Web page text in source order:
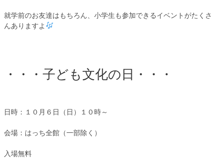
就学前のお友達はもちろん、小学生も参加できるイベントがたくさ
んありますよ
・・・子ども文化の日・・・
日時：１０月６日（日）１０時～
会場：はっち全館（一部除く）
入場無料